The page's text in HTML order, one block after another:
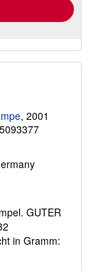
, 2001
GUTER
in Gramm: